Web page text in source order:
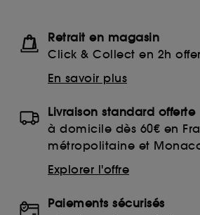
Retrait en magasin
Click & Collect en 2h
En savoir plus
Livraison standard offerte
à domicile dès 60€ en
métropolitaine et
Explorer l'offre
Paiements sécurisés